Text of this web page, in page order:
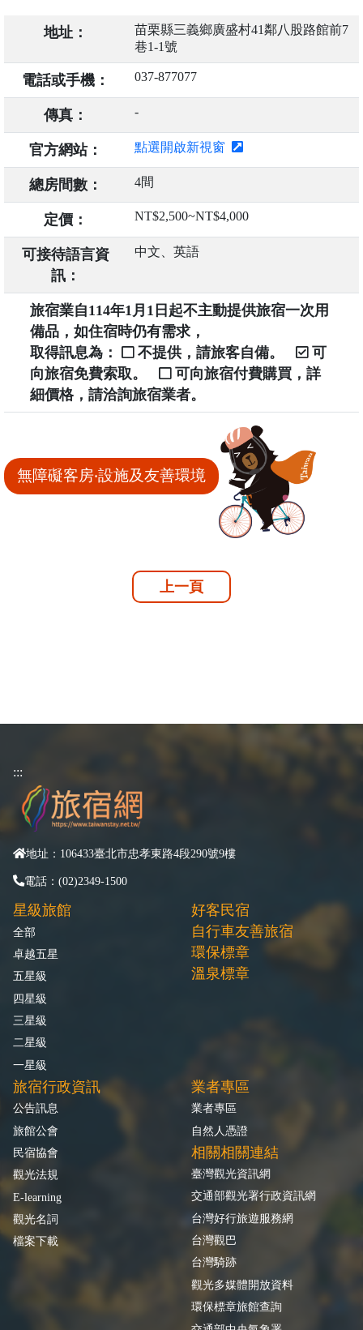
地址：
苗栗縣三義鄉廣盛村41鄰八股路館前7
巷1-1號
電話或手機： 037-877077
傳真： -
官方網站： 點選開啟新視窗
總房間數： 4間
定價： NT$2,500~NT$4,000
可接待語言資
訊：
中文、英語
旅宿業自114年1月1日起不主動提供旅宿一次用
備品，如住宿時仍有需求，
取得訊息為：
不提供，請旅客自備。
可
向旅宿免費索取。
可向旅宿付費購買，詳
細價格，請洽詢旅宿業者。
無障礙客房‧設施及友善環境
上一頁
:::
地址：106433臺北市忠孝東路4段290號9樓
電話：(02)2349-1500
星級旅館
全部
卓越五星
五星級
四星級
三星級
二星級
一星級
好客民宿
自行車友善旅宿
環保標章
溫泉標章
旅宿行政資訊
公告訊息
旅館公會
民宿協會
觀光法規
E-learning
觀光名詞
檔案下載
業者專區
業者專區
自然人憑證
相關相關連結
臺灣觀光資訊網
交通部觀光署行政資訊網
台灣好行旅遊服務網
台灣觀巴
台灣騎跡
觀光多媒體開放資料
環保標章旅館查詢